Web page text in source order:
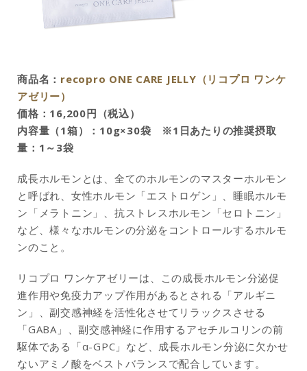
商品名： recopro ONE CARE JELLY（リコプロ ワンケ
アゼリー）
価格：16,200円（税込）
内容量（1箱）：10g×30袋 ※1日あたりの推奨摂取
量：1～3袋
成長ホルモンとは、全てのホルモンのマスターホルモン
と呼ばれ、女性ホルモン「エストロゲン」、睡眠ホルモ
ン「メラトニン」、抗ストレスホルモン「セロトニン」
など、様々なホルモンの分泌をコントロールするホルモ
ンのこと。
リコプロ ワンケアゼリーは、この成長ホルモン分泌促
進作用や免疫力アップ作用があるとされる「アルギニ
ン」、副交感神経を活性化させてリラックスさせる
「GABA」、副交感神経に作用するアセチルコリンの前
駆体である「α-GPC」など、成長ホルモン分泌に欠かせ
ないアミノ酸をベストバランスで配合しています。